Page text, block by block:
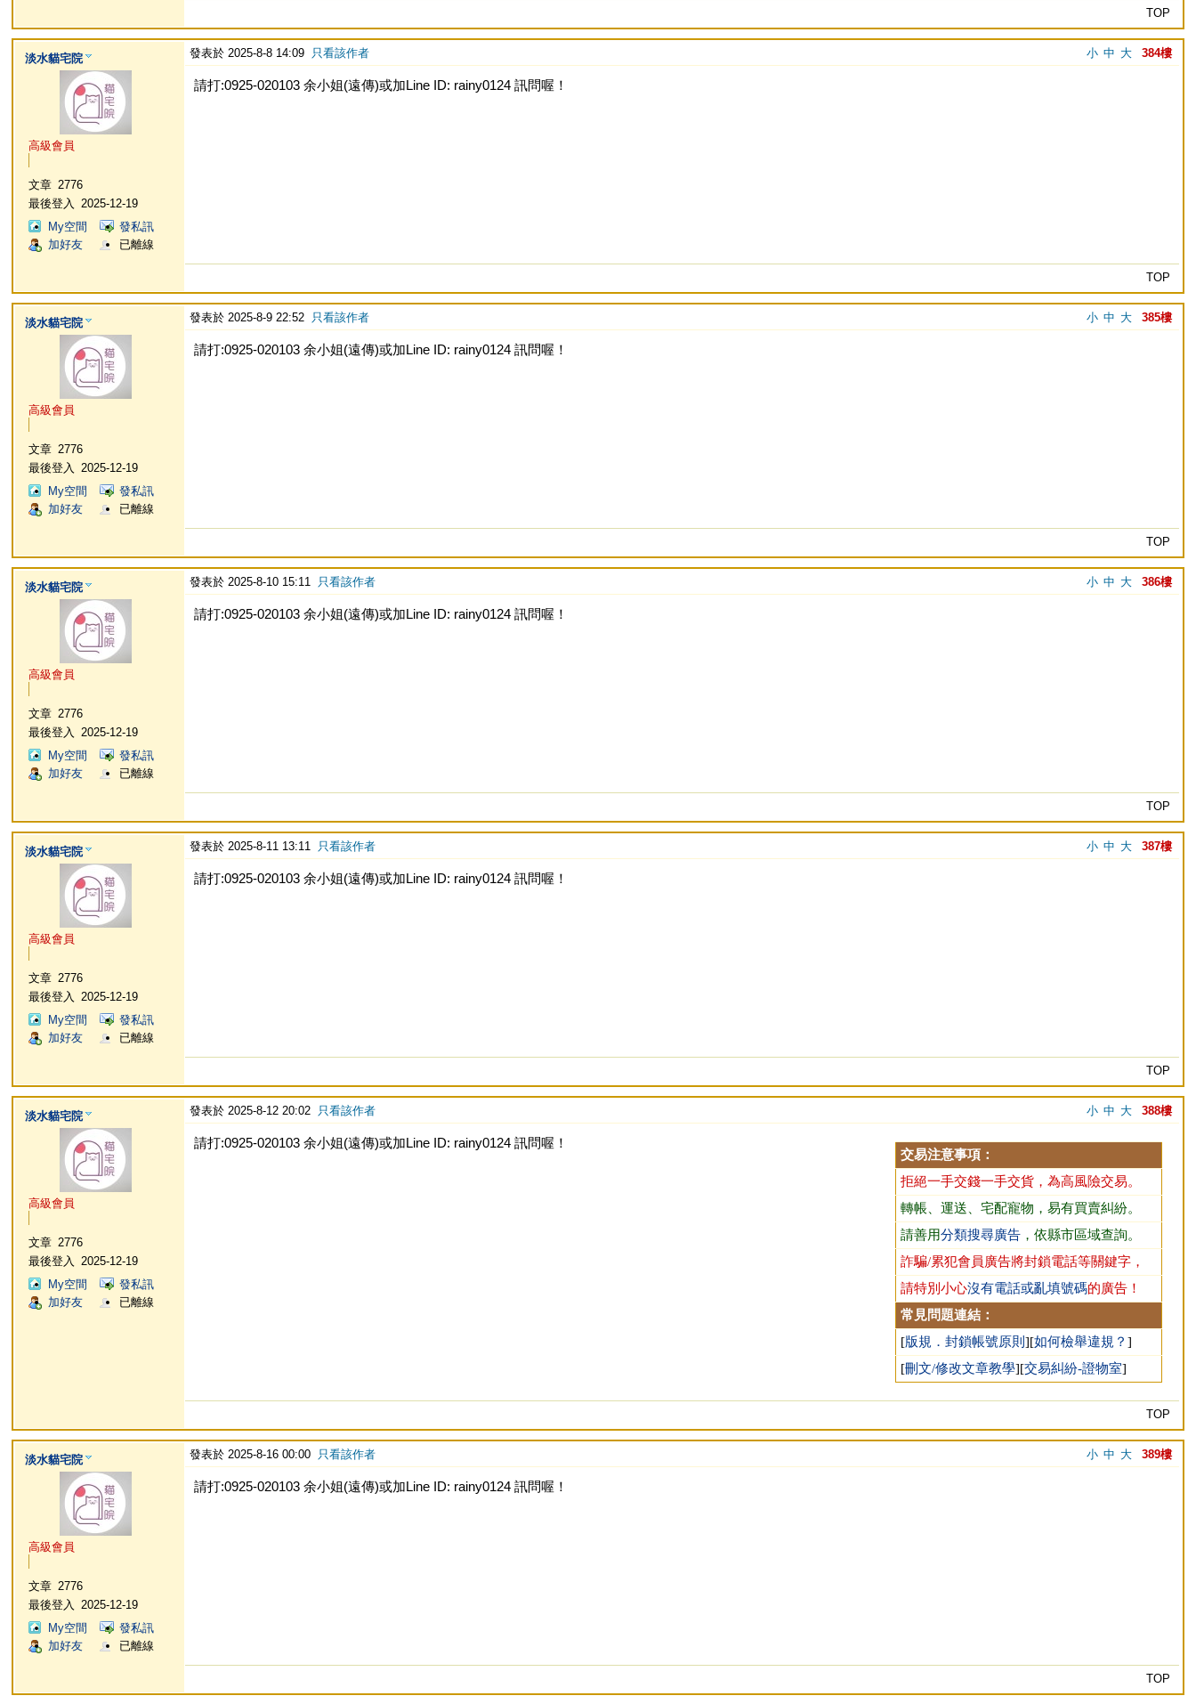
TOP
淡水貓宅院
高級會員
文章 2776
最後登入
2025-12-19
My空間
發私訊
加好友
已離線
384樓
大
中
小
發表於 2025-8-8 14:09 只看該作者
請打:0925-020103 余小姐(遠傳)或加Line ID: rainy0124 訊問喔！
TOP
淡水貓宅院
高級會員
文章 2776
最後登入
2025-12-19
My空間
發私訊
加好友
已離線
385樓
大
中
小
發表於 2025-8-9 22:52 只看該作者
請打:0925-020103 余小姐(遠傳)或加Line ID: rainy0124 訊問喔！
TOP
淡水貓宅院
高級會員
文章 2776
最後登入
2025-12-19
My空間
發私訊
加好友
已離線
386樓
大
中
小
發表於 2025-8-10 15:11 只看該作者
請打:0925-020103 余小姐(遠傳)或加Line ID: rainy0124 訊問喔！
TOP
淡水貓宅院
高級會員
文章 2776
最後登入
2025-12-19
My空間
發私訊
加好友
已離線
387樓
大
中
小
發表於 2025-8-11 13:11 只看該作者
請打:0925-020103 余小姐(遠傳)或加Line ID: rainy0124 訊問喔！
TOP
淡水貓宅院
高級會員
文章 2776
最後登入
2025-12-19
My空間
發私訊
加好友
已離線
388樓
大
中
小
發表於 2025-8-12 20:02 只看該作者
交易注意事項：
拒絕一手交錢一手交貨，為高風險交易。
轉帳、運送、宅配寵物，易有買賣糾紛。
請善用分類搜尋廣告 ，依縣市區域查詢。
詐騙/累犯會員廣告將封鎖電話等關鍵字，
請特別小心沒有電話或亂填號碼的廣告！
常見問題連結：
[版規．封鎖帳號原則][如何檢舉違規？]
[刪文/修改文章教學][交易糾紛-證物室]
請打:0925-020103 余小姐(遠傳)或加Line ID: rainy0124 訊問喔！
TOP
淡水貓宅院
高級會員
文章 2776
最後登入
2025-12-19
My空間
發私訊
加好友
已離線
389樓
大
中
小
發表於 2025-8-16 00:00 只看該作者
請打:0925-020103 余小姐(遠傳)或加Line ID: rainy0124 訊問喔！
TOP